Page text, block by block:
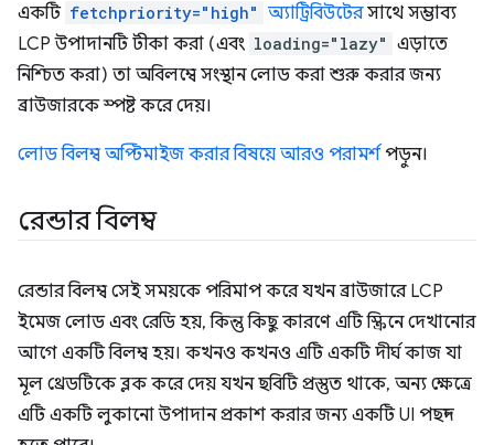
একটি fetchpriority="high" অ্যাট্রিবিউটেরসাথে সম্ভাব্য
LCP উপাদানটি টীকা করা (এবং loading="lazy" এড়াতে
নিশ্চিত করা) তা অবিলম্বে সংস্থান লোড করা শুরু করার জন্য
ব্রাউজারকে স্পষ্ট করে দেয়।
লোড বিলম্ব অপ্টিমাইজ করার বিষয়ে আরও পরামর্শ পড়ুন।
রেন্ডার বিলম্ব
রেন্ডার বিলম্ব সেই সময়কে পরিমাপ করে যখন ব্রাউজারে LCP
ইমেজ লোড এবং রেডি হয়, কিন্তু কিছু কারণে এটি স্ক্রিনে দেখানোর
আগে একটি বিলম্ব হয়। কখনও কখনও এটি একটি দীর্ঘ কাজ যা
মূল থ্রেডটিকে ব্লক করে দেয় যখন ছবিটি প্রস্তুত থাকে, অন্য ক্ষেত্রে
এটি একটি লুকানো উপাদান প্রকাশ করার জন্য একটি UI পছন্দ